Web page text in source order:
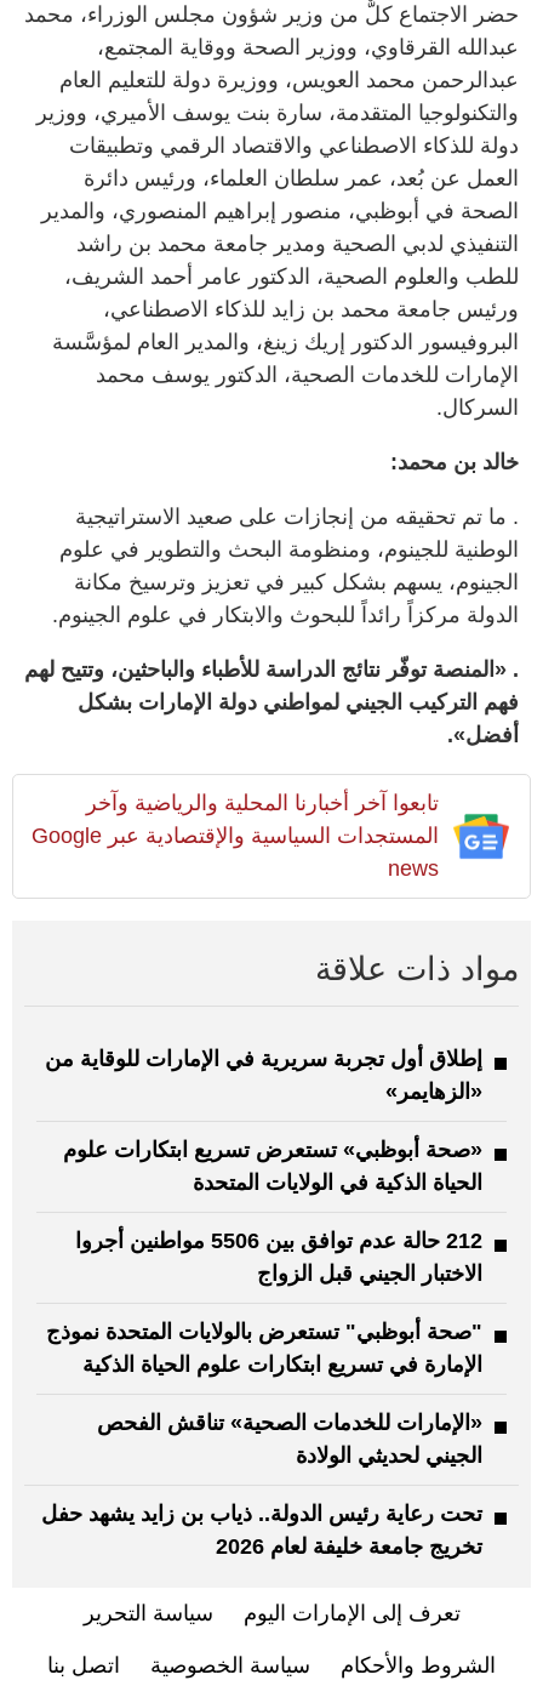
حضر الاجتماع كلٌّ من وزير شؤون مجلس الوزراء، محمد
عبدالله القرقاوي، ووزير الصحة ووقاية المجتمع،
عبدالرحمن محمد العويس، ووزيرة دولة للتعليم العام
والتكنولوجيا المتقدمة، سارة بنت يوسف الأميري، ووزير
دولة للذكاء الاصطناعي والاقتصاد الرقمي وتطبيقات
العمل عن بُعد، عمر سلطان العلماء، ورئيس دائرة
الصحة في أبوظبي، منصور إبراهيم المنصوري، والمدير
التنفيذي لدبي الصحية ومدير جامعة محمد بن راشد
للطب والعلوم الصحية، الدكتور عامر أحمد الشريف،
ورئيس جامعة محمد بن زايد للذكاء الاصطناعي،
البروفيسور الدكتور إريك زينغ، والمدير العام لمؤسَّسة
الإمارات للخدمات الصحية، الدكتور يوسف محمد
السركال.
خالد بن محمد:
. ما تم تحقيقه من إنجازات على صعيد الاستراتيجية
الوطنية للجينوم، ومنظومة البحث والتطوير في علوم
الجينوم، يسهم بشكل كبير في تعزيز وترسيخ مكانة
الدولة مركزاً رائداً للبحوث والابتكار في علوم الجينوم.
. «المنصة توفّر نتائج الدراسة للأطباء والباحثين، وتتيح لهم
فهم التركيب الجيني لمواطني دولة الإمارات بشكل
أفضل».
تابعوا آخر أخبارنا المحلية والرياضية وآخر
المستجدات السياسية والإقتصادية عبر Google
news
مواد ذات علاقة
إطلاق أول تجربة سريرية في الإمارات للوقاية من
«الزهايمر»
«صحة أبوظبي» تستعرض تسريع ابتكارات علوم
الحياة الذكية في الولايات المتحدة
212 حالة عدم توافق بين 5506 مواطنين أجروا
الاختبار الجيني قبل الزواج
"صحة أبوظبي" تستعرض بالولايات المتحدة نموذج
الإمارة في تسريع ابتكارات علوم الحياة الذكية
«الإمارات للخدمات الصحية» تناقش الفحص
الجيني لحديثي الولادة
تحت رعاية رئيس الدولة.. ذياب بن زايد يشهد حفل
تخريج جامعة خليفة لعام 2026
تعرف إلى الإمارات اليوم سياسة التحرير
الشروط والأحكام سياسة الخصوصية اتصل بنا